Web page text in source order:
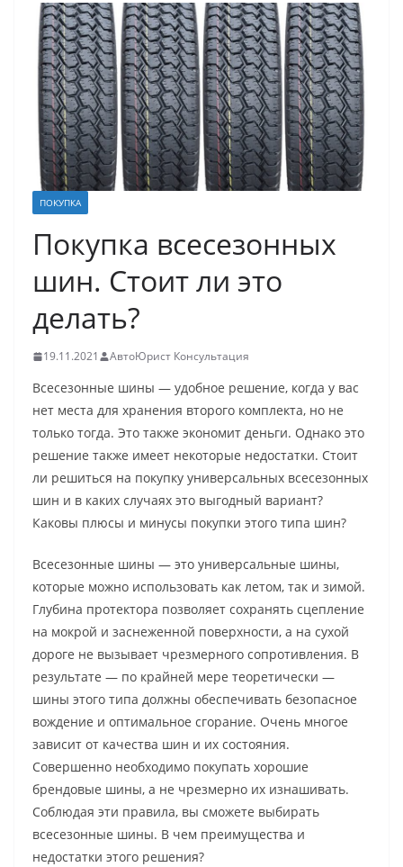
ПОКУПКА
Покупка всесезонных
шин. Стоит ли это
делать?
19.11.2021 АвтоЮрист Консультация
Всесезонные шины — удобное решение, когда у вас
нет места для хранения второго комплекта, но не
только тогда. Это также экономит деньги. Однако это
решение также имеет некоторые недостатки. Стоит
ли решиться на покупку универсальных всесезонных
шин и в каких случаях это выгодный вариант?
Каковы плюсы и минусы покупки этого типа шин?
Всесезонные шины — это универсальные шины,
которые можно использовать как летом, так и зимой.
Глубина протектора позволяет сохранять сцепление
на мокрой и заснеженной поверхности, а на сухой
дороге не вызывает чрезмерного сопротивления. В
результате — по крайней мере теоретически —
шины этого типа должны обеспечивать безопасное
вождение и оптимальное сгорание. Очень многое
зависит от качества шин и их состояния.
Совершенно необходимо покупать хорошие
брендовые шины, а не чрезмерно их изнашивать.
Соблюдая эти правила, вы сможете выбирать
всесезонные шины. В чем преимущества и
недостатки этого решения?